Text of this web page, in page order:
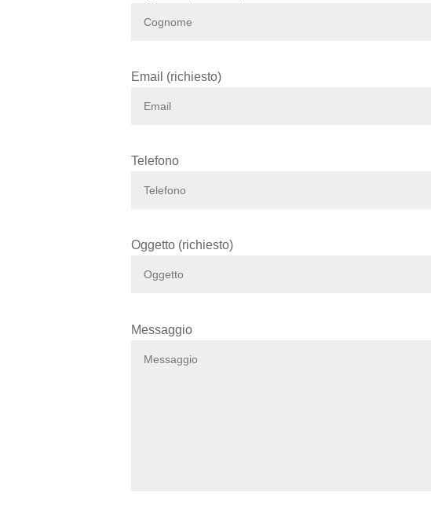
Email (richiesto)
Telefono
Oggetto (richiesto)
Messaggio